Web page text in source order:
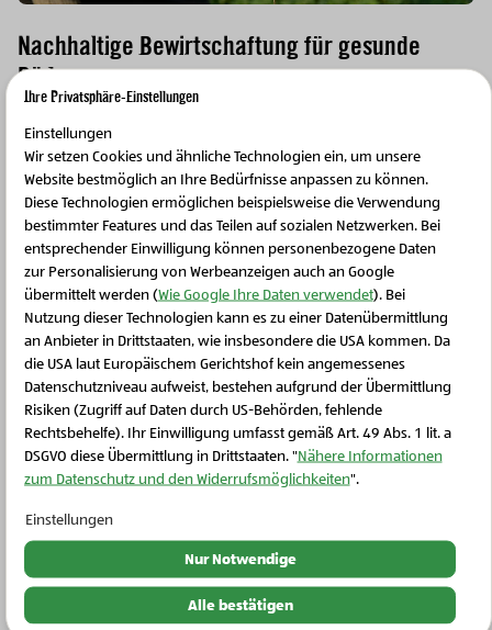
Nachhaltige Bewirtschaftung für gesunde
Böden
Unsere Ursprungs-Bäuerinnen und Bauern achten
darauf, den Boden durch einenatürliche
Kreislaufwirtschaftmit ausreichend Nährstoffen zu
versorgen und das Bodenleben aktiv zu halten. Durch
diese Art der regionalen biologischen Landwirtschaft
bleiben die Böden gesund und widerstandsfähig.
Produkte aus der Region Pannonien
Schließen Sie dieses Feld
Ihre Privatsphäre-Einstellungen
Einstellungen
Wir setzen Cookies und ähnliche Technologien ein, um unsere
Website bestmöglich an Ihre Bedürfnisse anpassen zu können.
Diese Technologien ermöglichen beispielsweise die Verwendung
bestimmter Features und das Teilen auf sozialen Netzwerken. Bei
entsprechender Einwilligung können personenbezogene Daten
zur Personalisierung von Werbeanzeigen auch an Google
übermittelt werden (Wie Google Ihre Daten verwendet). Bei
Nutzung dieser Technologien kann es zu einer Datenübermittlung
an Anbieter in Drittstaaten, wie insbesondere die USA kommen. Da
die USA laut Europäischem Gerichtshof kein angemessenes
Datenschutzniveau aufweist, bestehen aufgrund der Übermittlung
Risiken (Zugriff auf Daten durch US-Behörden, fehlende
Rechtsbehelfe). Ihr Einwilligung umfasst gemäß Art. 49 Abs. 1 lit. a
DSGVO diese Übermittlung in Drittstaaten. "Nähere Informationen
zum Datenschutz und den Widerrufsmöglichkeiten".
Einstellungen
Nur Notwendige
Alle bestätigen